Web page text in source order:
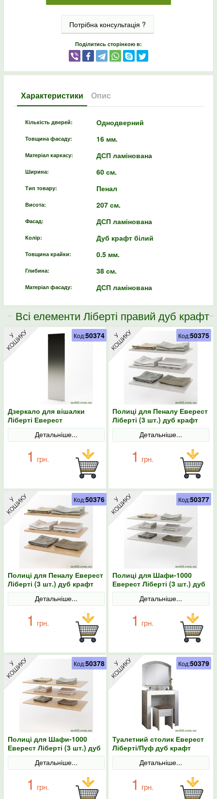
Потрібна консультація ?
Поділитись сторінкою в:
Характеристики Опис
Кількість дверей: Однодверний
Товщина фасаду: 16 мм.
Матеріал каркасу: ДСП ламінована
Ширина: 60 см.
Тип товару: Пенал
Висота: 207 см.
Фасад: ДСП ламінована
Колір: Дуб крафт білий
Товщина крайки: 0.5 мм.
Глибина: 38 см.
Матеріал фасаду: ДСП ламінована
Всі елементи Ліберті правий дуб крафт
білий
Дзеркало для вішалки
Ліберті Еверест
Детальніше...
1 грн.
Код:50374
Полиці для Пеналу Еверест
Ліберті (3 шт.) дуб крафт
білий
Детальніше...
1 грн.
Код:50375
Полиці для Пеналу Еверест
Ліберті (3 шт.) дуб крафт
золотий
Детальніше...
1 грн.
Код:50376
Полиці для Шафи-1000
Еверест Ліберті (3 шт.) дуб
крафт білий
Детальніше...
1 грн.
Код:50377
Полиці для Шафи-1000
Еверест Ліберті (3 шт.) дуб
крафт золотий
Детальніше...
1 грн.
Код:50378
Туалетний столик Еверест
Ліберті/Пуф дуб крафт
білий
Детальніше...
1 грн.
Код:50379